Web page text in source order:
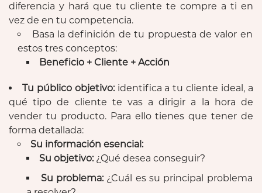
diferencia y hará que tu cliente te compre a ti en
vez de en tu competencia.
Basa la definición de tu propuesta de valor en
estos tres conceptos:
Beneficio + Cliente + Acción
Tu público objetivo:identifica a tu cliente ideal, a
qué tipo de cliente te vas a dirigir a la hora de
vender tu producto. Para ello tienes que tener de
forma detallada:
Su información esencial:
Su objetivo: ¿Qué desea conseguir?
Su problema: ¿Cuál es su principal problema